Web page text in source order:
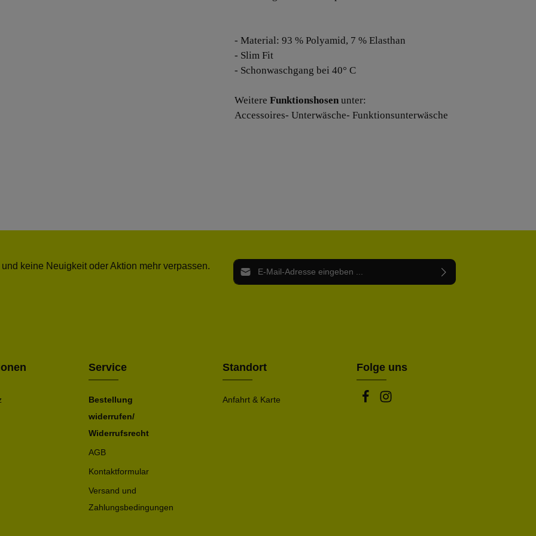
- Material: 93 % Polyamid, 7 % Elasthan
- Slim Fit
- Schonwaschgang bei 40° C
Weitere Funktionshosen unter:
Accessoires- Unterwäsche- Funktionsunterwäsche
keine Neuigkeit oder Aktion mehr verpassen. E-Mail-Adresse*
Service
Bestellung
widerrufen/
Widerrufsrecht
AGB
Kontaktformular
Versand und
Zahlungsbedingungen
Standort
Anfahrt & Karte
Folge uns